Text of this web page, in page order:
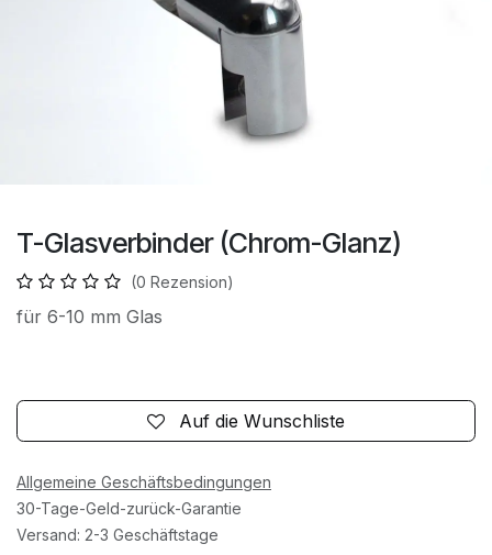
T-Glasverbinder (Chrom-Glanz)
(0 Rezension)
für 6-10 mm Glas
Auf die Wunschliste
Allgemeine Geschäftsbedingungen
30-Tage-Geld-zurück-Garantie
Versand: 2-3 Geschäftstage